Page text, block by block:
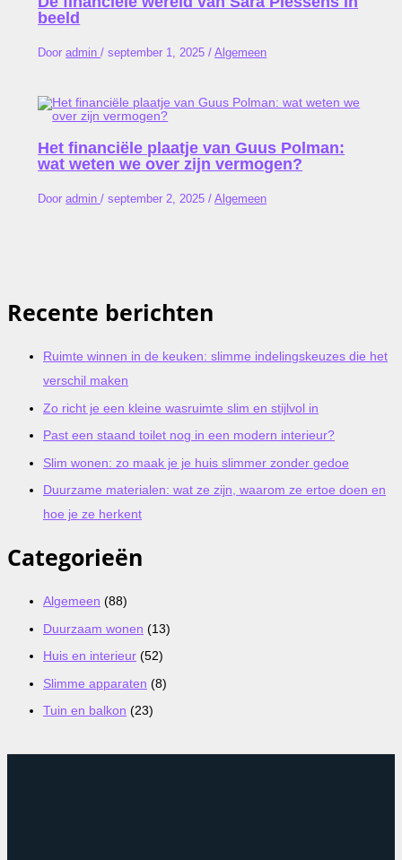
beeld
Dooradmin/september 1, 2025/Algemeen
Het financiële plaatje van Guus Polman:
wat weten we over zijn vermogen?
Dooradmin/september 2, 2025/Algemeen
Recente berichten
Ruimte winnen in de keuken: slimme indelingskeuzes die het
verschil maken
Zo richt je een kleine wasruimte slim en stijlvol in
Past een staand toilet nog in een modern interieur?
Slim wonen: zo maak je je huis slimmer zonder gedoe
Duurzame materialen: wat ze zijn, waarom ze ertoe doen en
hoe je ze herkent
Categorieën
Algemeen (88)
Duurzaam wonen (13)
Huis en interieur (52)
Slimme apparaten (8)
Tuin en balkon (23)